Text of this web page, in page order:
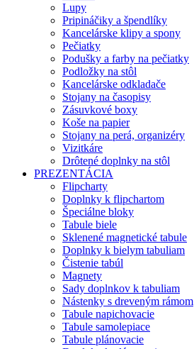
Lupy
Pripináčiky a špendlíky
Kancelárske klipy a spony
Pečiatky
Podušky a farby na pečiatky
Podložky na stôl
Kancelárske odkladače
Stojany na časopisy
Zásuvkové boxy
Koše na papier
Stojany na perá, organizéry
Vizitkáre
Drôtené doplnky na stôl
PREZENTÁCIA
Flipcharty
Doplnky k flipchartom
Špeciálne bloky
Tabule biele
Sklenené magnetické tabule
Doplnky k bielym tabuliam
Čistenie tabúl
Magnety
Sady doplnkov k tabuliam
Nástenky s dreveným rámom
Tabule napichovacie
Tabule samolepiace
Tabule plánovacie